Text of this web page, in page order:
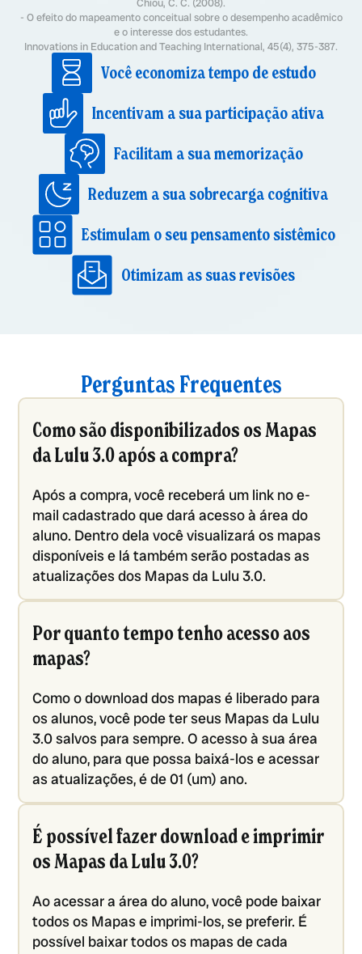
Chiou, C. C. (2008).
- O efeito do mapeamento conceitual sobre o desempenho acadêmico
e o interesse dos estudantes.
Innovations in Education and Teaching International, 45(4), 375-387.
Você economiza tempo de estudo
Incentivam a sua participação ativa
Facilitam a sua memorização
Reduzem a sua sobrecarga cognitiva
Estimulam o seu pensamento sistêmico
Otimizam as suas revisões
Perguntas Frequentes
Como são disponibilizados os Mapas
da Lulu 3.0 após a compra?
Após a compra, você receberá um link no e-
mail cadastrado que dará acesso à área do
aluno. Dentro dela você visualizará os mapas
disponíveis e lá também serão postadas as
atualizações dos Mapas da Lulu 3.0.
Por quanto tempo tenho acesso aos
mapas?
Como o download dos mapas é liberado para
os alunos, você pode ter seus Mapas da Lulu
3.0 salvos para sempre. O acesso à sua área
do aluno, para que possa baixá-los e acessar
as atualizações, é de 01 (um) ano.
É possível fazer download e imprimir
os Mapas da Lulu 3.0?
Ao acessar a área do aluno, você pode baixar
todos os Mapas e imprimi-los, se preferir. É
possível baixar todos os mapas de cada